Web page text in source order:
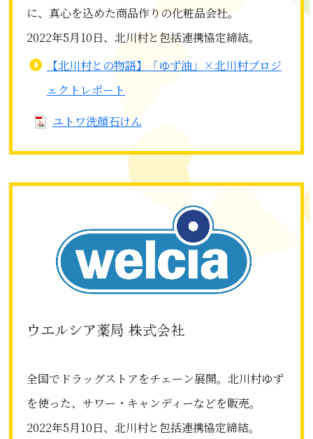
に、真心を込めた商品作りの化粧品会社。
2022年5月10日、北川村と包括連携協定締結。
【北川村との物語】「ゆず油」×北川村プロジ
ェクトレポート
ユトワ洗顔石けん
ウエルシア薬局 株式会社
全国でドラッグストアをチェーン展開。北川村ゆず
を使った、サワー・キャンディーなどを販売。
2022年5月10日、北川村と包括連携協定締結。